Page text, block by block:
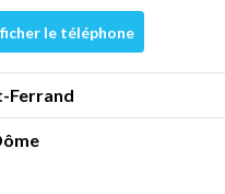
le téléphone
Ferrand